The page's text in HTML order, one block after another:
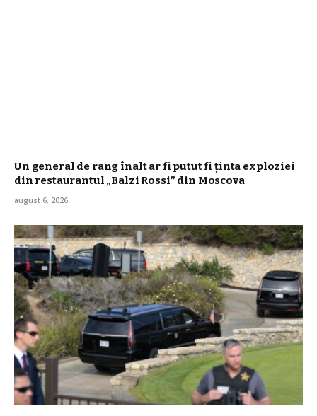
Un general de rang înalt ar fi putut fi ținta exploziei
din restaurantul „Balzi Rossi” din Moscova
august 6, 2026